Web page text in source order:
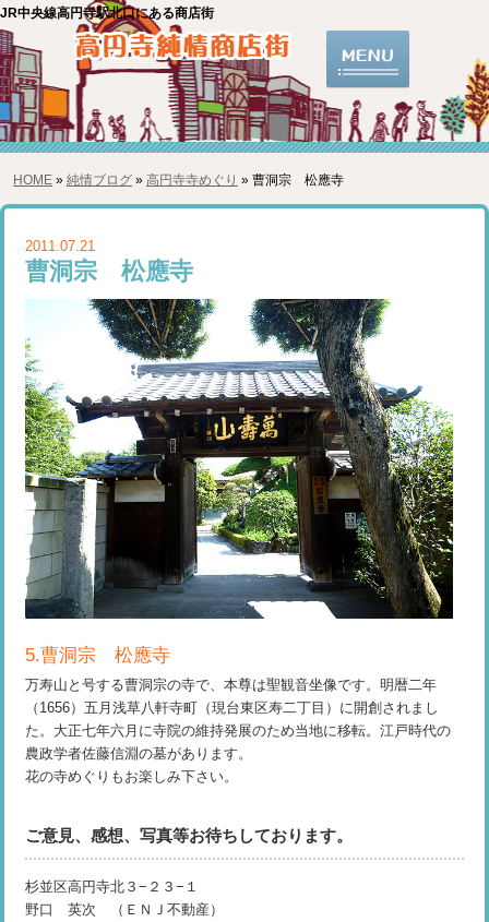
JR中央線高円寺駅北口にある商店街
HOME »純情ブログ» 高円寺寺めぐり » 曹洞宗 松應寺
2011.07.21
曹洞宗 松應寺
5.曹洞宗 松應寺
万寿山と号する曹洞宗の寺で、本尊は聖観音坐像です。明暦二年
（1656）五月浅草八軒寺町（現台東区寿二丁目）に開創されまし
た。大正七年六月に寺院の維持発展のため当地に移転。江戸時代の
農政学者佐藤信淵の墓があります。
花の寺めぐりもお楽しみ下さい。
ご意見、感想、写真等お待ちしております。
杉並区高円寺北３−２３−１
野口 英次 （ＥＮＪ不動産）